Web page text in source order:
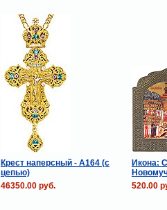
Крест наперсный - А164 (с
цепью)
Икона:
46350.00 руб.
520.00